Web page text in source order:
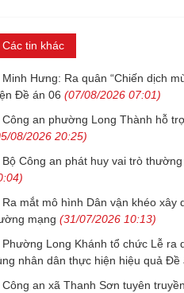
Các tin khác
Minh Hưng: Ra quân “Chiến dịch
Đề án 06 (07/08/2026 07:01)
Công an phường Long Thành hỗ
08/2026 20:25)
Bộ Công an phát huy vai trò
Ra mắt mô hình Dân vận khéo
mạng (31/07/2026 10:13)
Phường Long Khánh tổ chức Lễ ra
nhân dân thực hiện hiệu quả Đề
Công an xã Thanh Sơn tuyên